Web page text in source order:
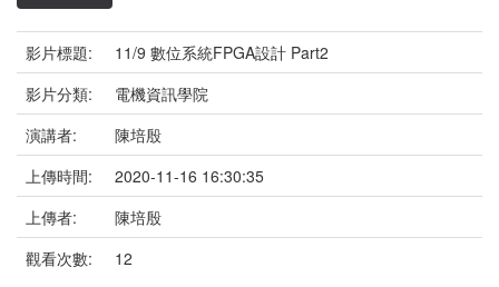
影片標題:
11/9 數位系統FPGA設計 Part2
影片分類:
電機資訊學院
演講者:
陳培殷
上傳時間:
2020-11-16 16:30:35
上傳者:
陳培殷
觀看次數:
12